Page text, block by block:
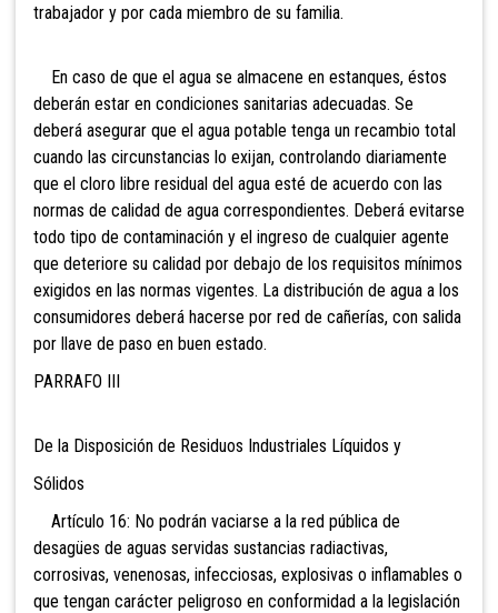
trabajador y por cada miembro de su familia.
En caso de que el agua se almacene en estanques, éstos
deberán estar en condiciones sanitarias adecuadas. Se
deberá asegurar que el agua potable tenga un recambio total
cuando las circunstancias lo exijan, controlando diariamente
que el cloro libre residual del agua esté de acuerdo con las
normas de calidad de agua correspondientes. Deberá evitarse
todo tipo de contaminación y el ingreso de cualquier agente
que deteriore su calidad por debajo de los requisitos mínimos
exigidos en las normas vigentes. La distribución de agua a los
consumidores deberá hacerse por red de cañerías, con salida
por llave de paso en buen estado.
PARRAFO III
De la Disposición de Residuos Industriales Líquidos y
Sólidos
Artículo 16: No podrán vaciarse a la red pública de
desagües de aguas servidas sustancias radiactivas,
corrosivas, venenosas, infecciosas, explosivas o inflamables o
que tengan carácter peligroso en conformidad a la legislación